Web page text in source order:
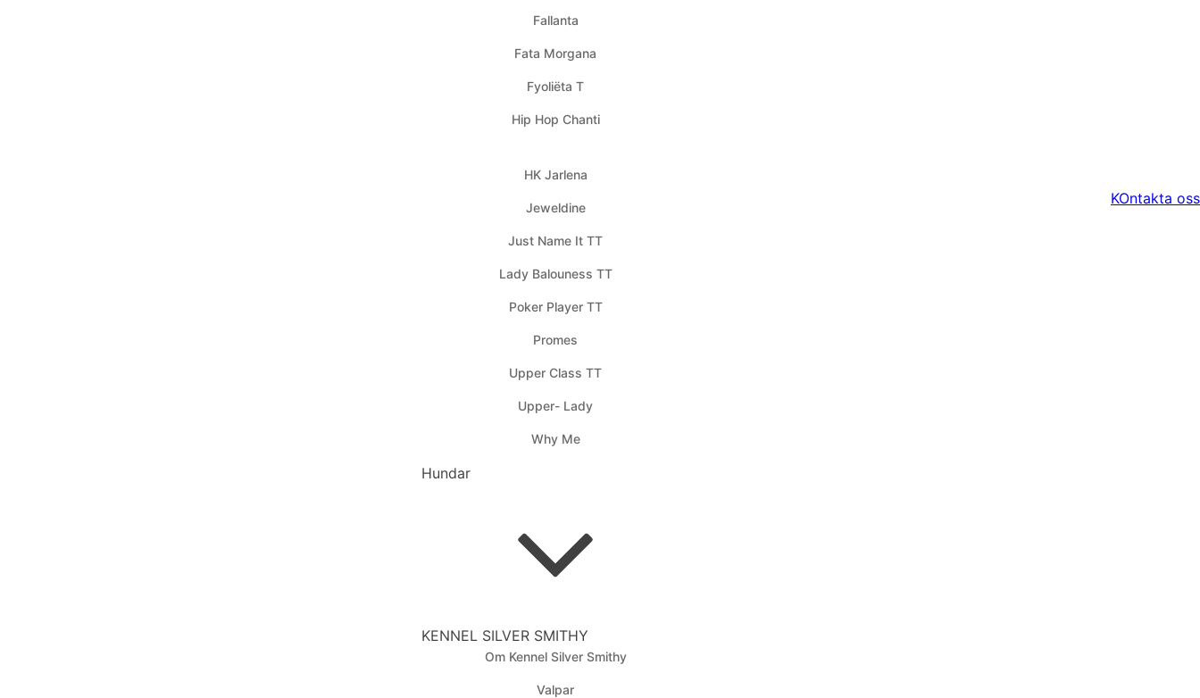
Fallanta
Fata Morgana
Fyoliëta T
Hip Hop Chanti
HK Jarlena
Jeweldine
Just Name It TT
Lady Balouness TT
Poker Player TT
Promes
Upper Class TT
Upper- Lady
Why Me
Hundar
KENNEL SILVER SMITHY
Om Kennel Silver Smithy
Valpar
KOntakta oss